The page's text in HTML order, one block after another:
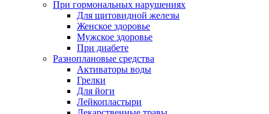
При гормональных нарушениях
Для щитовидной железы
Женское здоровье
Мужское здоровье
При диабете
Разноплановые средства
Активаторы воды
Грелки
Для йоги
Лейкопластыри